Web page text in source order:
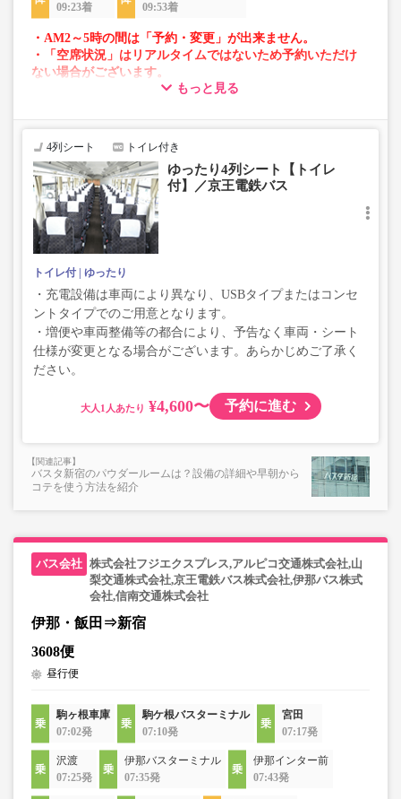
09:23着
09:53着
・AM2～5時の間は「予約・変更」が出来ません。
・「空席状況」はリアルタイムではないため予約いただけ
ない場合がございます。
・車両は予告なく変更となる場合がございます。これに伴
で、あらかじめご了承ください。
もっと見る
4列シート トイレ付き
ゆったり4列シート【トイレ
付】／京王電鉄バス
トイレ付 ゆったり
・充電設備は車両により異なり、USBタイプまたはコンセ
ントタイプでのご用意となります。
・増便や車両整備等の都合により、予告なく車両・シート
仕様が変更となる場合がございます。あらかじめご了承く
ださい。
大人 ¥4,600〜 予約に進む
バスタ新宿のパウダールームは？設備の詳細や早朝から
コテを使う方法を紹介
株式会社フジエクスプレス,アルピコ交通株式会社,山
梨交通株式会社,京王電鉄バス株式会社,伊那バス株式
会社,信南交通株式会社
伊那・飯田⇒新宿
3608便
昼行便
駒ヶ根車庫
07:02発
駒ケ根バスターミナル
07:10発
宮田
07:17発
沢渡
07:25発
伊那バスターミナル
07:35発
伊那インター前
07:43発